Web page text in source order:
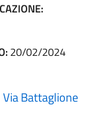
20/02/2024
Via Battaglione